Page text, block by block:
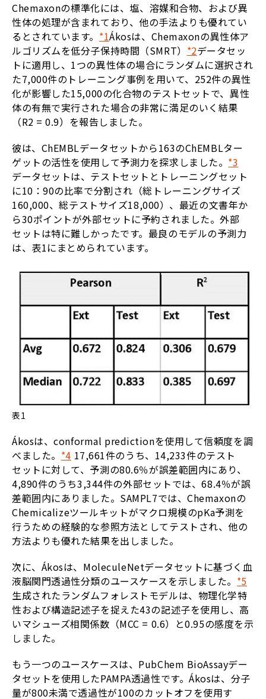
Chemaxonの標準化には、塩、溶媒和合物、および異
性体の処理が含まれており、他の手法よりも優れてい
るとされています。 *1Ákosは、Chemaxonの異性体ア
ルゴリズムを低分子保持時間（SMRT） *2データセッ
トに適用し、1つの異性体の場合にランダムに選択され
た7,000件のトレーニング事例を用いて、252件の異性
化が影響した15,000の化合物のテストセットで、異性
体の有無で実行された場合の非常に満足のいく結果
（R2 = 0.9）を報告しました。
彼は、ChEMBLデータセットから163のChEMBLター
ゲットの活性を使用して予測力を探求しました。 *3
データセットは、テストセットとトレーニングセット
に10：90の比率で分割され（総トレーニングサイズ
160,000、総テストサイズ18,000）、最近の文書年か
ら30ポイントが外部セットに予約されました。外部
セットは特に難しかったです。最良のモデルの予測力
は、表1にまとめられています。
表1
Ákosは、conformal predictionを使用して信頼度を調
べました。 *4 17,661件のうち、14,233件のテスト
セットに対して、予測の80.6％が誤差範囲内にあり、
4,890件のうち3,344件の外部セットでは、68.4％が誤
差範囲内にありました。SAMPL7では、Chemaxonの
Chemicalizeツールキットがマクロ規模のpKa予測を
行うための経験的な参照方法としてテストされ、他の
方法よりも優れた結果を出しました。
次に、Ákosは、MoleculeNetデータセットに基づく血
液脳関門透過性分類のユースケースを示しました。 *5
生成されたランダムフォレストモデルは、物理化学特
性および構造記述子を捉えた43の記述子を使用し、高
いマシューズ相関係数（MCC = 0.6）と0.95の感度を示
しました。
もう一つのユースケースは、PubChem BioAssayデー
タセットを使用したPAMPA透過性です。Ákosは、分子
量が800未満で透過性が100のカットオフを使用す